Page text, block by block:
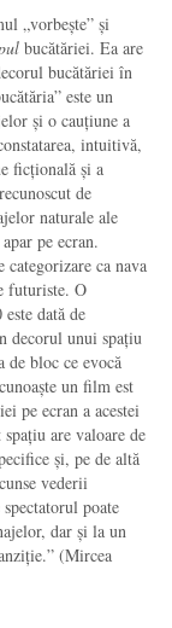
„vorbește” și
bucătăriei. Ea are
bucătăriei în
este un
și o cauțiune a
intuitivă,
ficțională și a
de
naturale ale
pe ecran.
ca nava
futuriste. O
dată de
decorul unui spațiu
de bloc ce evocă
un film est
pe ecran a acestei
are valoare de
și, pe de altă
vederii
poate
dar și la un
(Mircea